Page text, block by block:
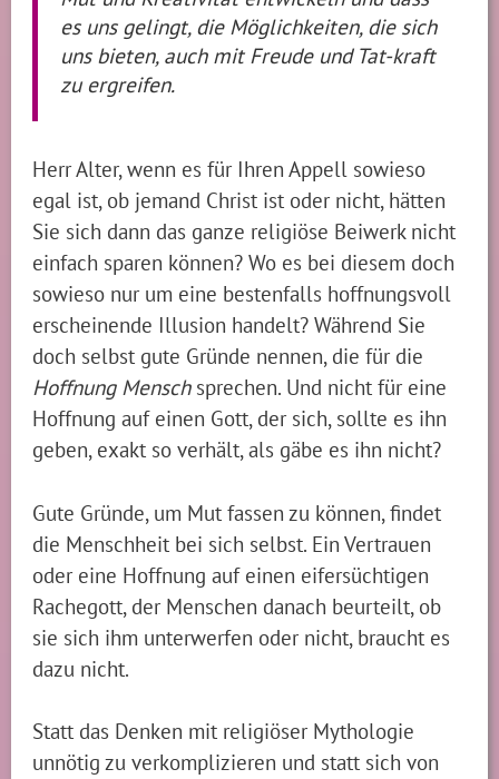
es uns gelingt, die Möglichkeiten, die sich
uns bieten, auch mit Freude und Tat-kraft
zu ergreifen.
Herr Alter, wenn es für Ihren Appell sowieso
egal ist, ob jemand Christ ist oder nicht, hätten
Sie sich dann das ganze religiöse Beiwerk nicht
einfach sparen können? Wo es bei diesem doch
sowieso nur um eine bestenfalls hoffnungsvoll
erscheinende Illusion handelt? Während Sie
doch selbst gute Gründe nennen, die für die
Hoffnung Menschsprechen. Und nicht für eine
Hoffnung auf einen Gott, der sich, sollte es ihn
geben, exakt so verhält, als gäbe es ihn nicht?
Gute Gründe, um Mut fassen zu können, findet
die Menschheit bei sich selbst. Ein Vertrauen
oder eine Hoffnung auf einen eifersüchtigen
Rachegott, der Menschen danach beurteilt, ob
sie sich ihm unterwerfen oder nicht, braucht es
dazu nicht.
Statt das Denken mit religiöser Mythologie
unnötig zu verkomplizieren und statt sich von